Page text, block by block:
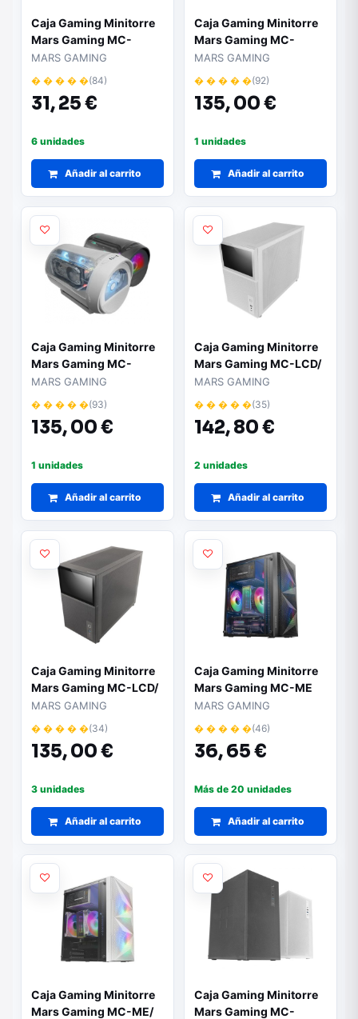
Caja Gaming Minitorre
Mars Gaming MC-
CORE/ Blanca
MARS GAMING
� � � � �(84)
31,25 €
6 unidades
Añadir al carrito
Caja Gaming Minitorre
Mars Gaming MC-
CYLON
MARS GAMING
� � � � �(92)
135,00 €
1 unidades
Añadir al carrito
Caja Gaming Minitorre
Mars Gaming MC-
CYLON/ Blanca
MARS GAMING
� � � � �(93)
135,00 €
1 unidades
Añadir al carrito
Caja Gaming Minitorre
Mars Gaming MC-LCD/
Blanca
MARS GAMING
� � � � �(35)
142,80 €
2 unidades
Añadir al carrito
Caja Gaming Minitorre
Mars Gaming MC-LCD/
Pantalla IPS 8"
MARS GAMING
� � � � �(34)
135,00 €
3 unidades
Añadir al carrito
Caja Gaming Minitorre
Mars Gaming MC-ME
MARS GAMING
� � � � �(46)
36,65 €
Más de 20 unidades
Añadir al carrito
Caja Gaming Minitorre
Mars Gaming MC-ME/
Caja Gaming Minitorre
Mars Gaming MC-